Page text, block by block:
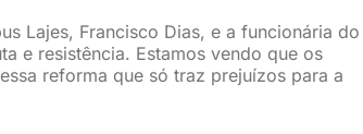
Lajes, Francisco Dias, e a funcionária do
e resistência. Estamos vendo que os
reforma que só traz prejuízos para a